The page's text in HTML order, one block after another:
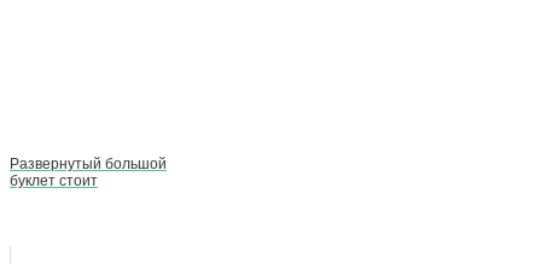
Развернутый большой
буклет стоит